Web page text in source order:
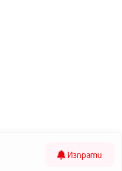
Изпрати